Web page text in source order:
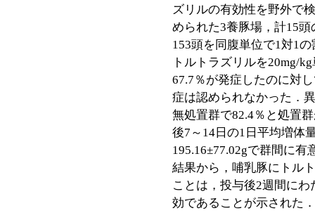
ズリルの有効性を野外で
められた3養豚場，計15
153頭を同腹単位で1対1
トルトラズリルを20mg/
67.7％が発症したのに対
症は認められなかった．
無処置群で82.4％と処置
後7～14日の1日平均増体
195.16±77.02gで群間に有
結果から，哺乳豚にトル
ことは，投与後2週間に
効であることが示された．